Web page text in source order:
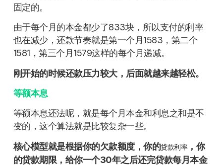
固定的。
由于每个月的本金都少了833块，所以支付的利率
也在减少，还款节奏就是第一个月1583，第二个
1581，第三个月1579这样的每个月递减。
刚开始的时候还款压力较大，后面就越来越轻松。
等额本息
等额本息还法呢，就是每个月本金和利息之和是不
变的，这个算法就是比较复杂一些。
核心模型就是根据你的欠款额度，你的贷款利率，你
的贷款期限，给你一个30年之后还完贷款每月本金